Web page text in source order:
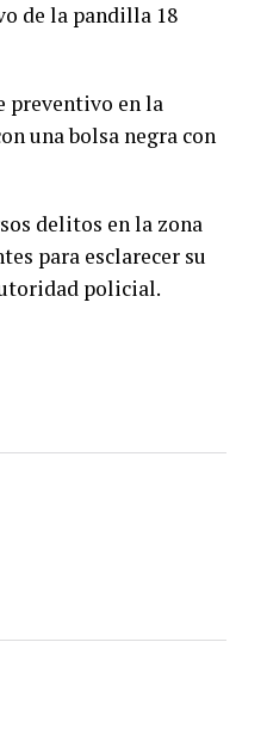
de la pandilla 18
preventivo en la
una bolsa negra con
delitos en la zona
para esclarecer su
policial.